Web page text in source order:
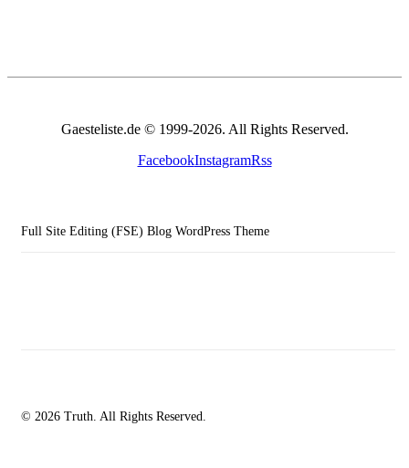
Gaesteliste.de © 1999-2026. All Rights Reserved.
FacebookInstagramRss
Full Site Editing (FSE) Blog WordPress Theme
© 2026 Truth. All Rights Reserved.